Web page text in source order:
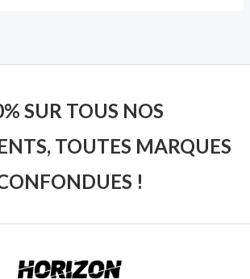
SUR TOUS NOS
TOUTES MARQUES
!